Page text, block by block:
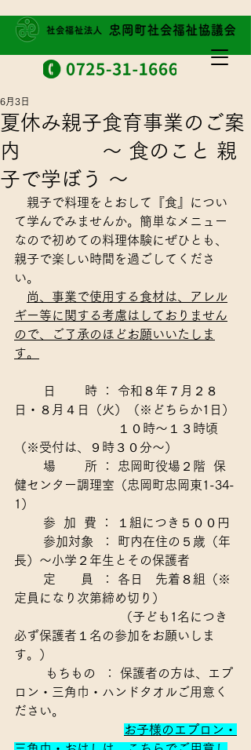
夏休み親子食育事業のご案
内 ～ 食のこと 親
子で学ぼう ～
6月3日
親子で料理をとおして『食』につい
て学んでみませんか。簡単なメニュー
なので初めての料理体験にぜひとも、
親子で楽しい時間を過ごしてくださ
い。
尚、事業で使用する食材は、アレル
ギー等に関する考慮はしておりません
ので、ご了承のほどお願いいたしま
す。
日　　 時 ： 令和８年７月２８
日・８月４日（火）（※どちらか1日）
１０時～１３時頃
（※受付は、９時３０分～）
健センター調理室（忠岡町忠岡東1-34-
1）
参  加  費
： １組につき５００円
参加対象
：
町内在住の５歳（年
長）～小学２年生とその保護者
定　　員
： 各日　先着８組（※
定員になり次第締め切り）
必ず保護者１名の参加をお願いしま
す。）
        もちもの
： 保護者の方は、エプ
ロン・三角巾・ハンドタオルご用意く
ださい。
お子様のエプロン・